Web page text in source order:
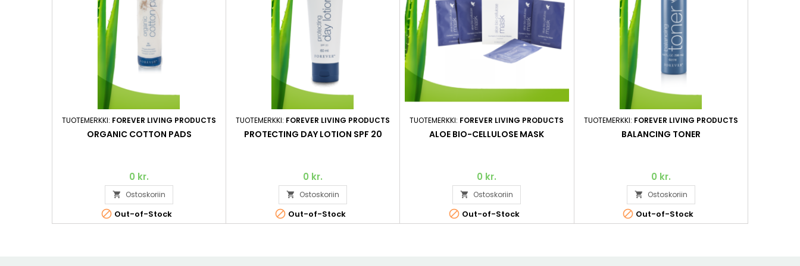
TUOTEMERKKI: FOREVER LIVING PRODUCTS
ORGANIC COTTON PADS
0 kr.
 Ostoskoriin
 Out-of-Stock
TUOTEMERKKI: FOREVER LIVING PRODUCTS
PROTECTING DAY LOTION SPF 20
0 kr.
 Ostoskoriin
 Out-of-Stock
TUOTEMERKKI: FOREVER LIVING PRODUCTS
ALOE BIO-CELLULOSE MASK
0 kr.
 Ostoskoriin
 Out-of-Stock
TUOTEMERKKI: FOREVER LIVING PRODUCTS
BALANCING TONER
0 kr.
 Ostoskoriin
 Out-of-Stock